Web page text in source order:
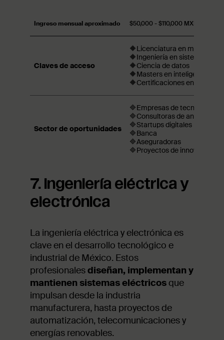
Ingreso mensual aproximado $50,000 - $110,000 MXN
Claves de acceso
🔶Licenciatura en
🔶Ingeniería en sistemas
🔶Ciencia de datos
🔶Masters en inteligencia
🔶Certificaciones en
Sector de oportunidades
🔷Empresas de tecnología
🔷Consultoras de análisis de
🔷Startups digitales
🔷Banca
🔷Aseguradoras
🔷Proyectos de innovación
7. Ingeniería eléctrica y
electrónica
La ingeniería eléctrica y electrónica es
clave en el desarrollo tecnológico e
industrial de México. Estos
profesionalesdiseñan, implementan y
mantienen sistemas eléctricosque
impulsan desde la industria
manufacturera, hasta proyectos de
automatización, telecomunicaciones y
energías renovables.